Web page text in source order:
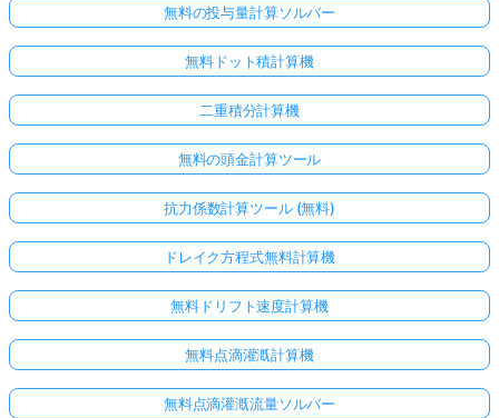
無料の投与量計算ソルバー
無料ドット積計算機
二重積分計算機
無料の頭金計算ツール
抗力係数計算ツール (無料)
ドレイク方程式無料計算機
無料ドリフト速度計算機
無料点滴灌漑計算機
無料点滴灌漑流量ソルバー